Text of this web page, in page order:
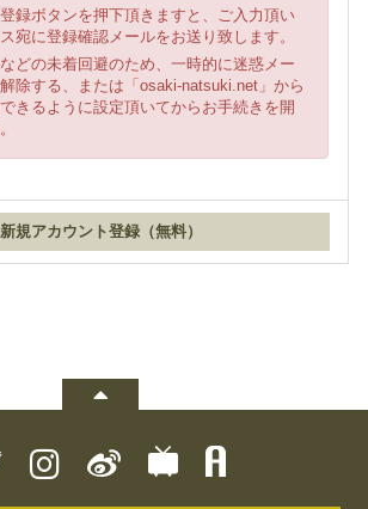
録ボタンを押下頂きますと、ご入力頂い
宛に登録確認メールをお送り致します。
どの未着回避のため、一時的に迷惑メー
除する、または「osaki-natsuki.net」から
きるように設定頂いてからお手続きを開